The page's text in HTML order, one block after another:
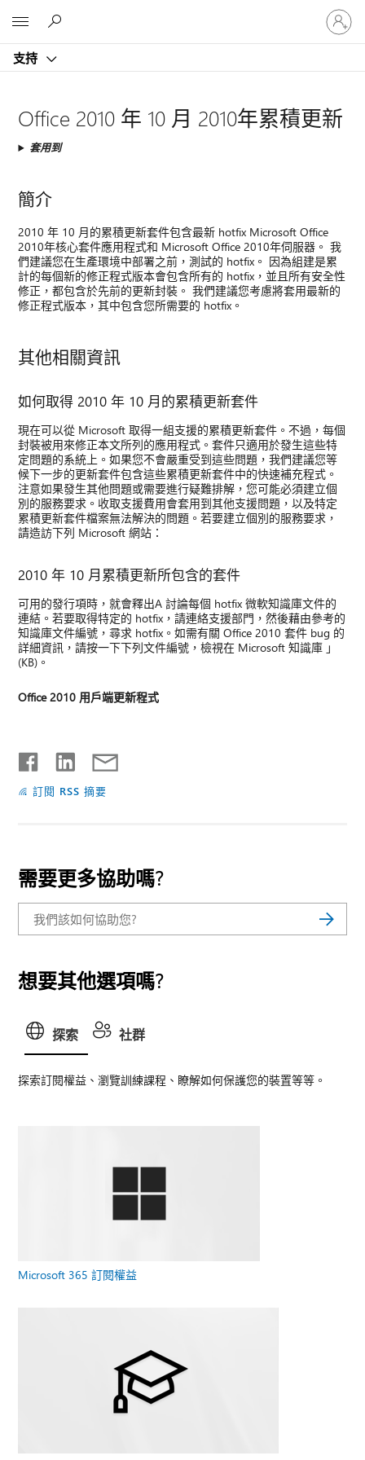
支持
登
入
您
Office 2010 年 10 月 2010年累積更新
套用到
簡介
2010 年 10 月的累積更新套件包含最新 hotfix Microsoft Office
2010年核心套件應用程式和 Microsoft Office 2010年伺服器。 我
們建議您在生產環境中部署之前，測試的 hotfix。 因為組建是累
計的每個新的修正程式版本會包含所有的 hotfix，並且所有安全性
修正，都包含於先前的更新封裝。 我們建議您考慮將套用最新的
修正程式版本，其中包含您所需要的 hotfix。
其他相關資訊
如何取得 2010 年 10 月的累積更新套件
現在可以從 Microsoft 取得一組支援的累積更新套件。不過，每個
封裝被用來修正本文所列的應用程式。套件只適用於發生這些特
定問題的系統上。如果您不會嚴重受到這些問題，我們建議您等
候下一步的更新套件包含這些累積更新套件中的快速補充程式。
注意如果發生其他問題或需要進行疑難排解，您可能必須建立個
別的服務要求。收取支援費用會套用到其他支援問題，以及特定
累積更新套件檔案無法解決的問題。若要建立個別的服務要求，
請造訪下列 Microsoft 網站：
2010 年 10 月累積更新所包含的套件
可用的發行項時，就會釋出A 討論每個 hotfix 微軟知識庫文件的
連結。若要取得特定的 hotfix，請連絡支援部門，然後藉由參考的
知識庫文件編號，尋求 hotfix。如需有關 Office 2010 套件 bug 的
詳細資訊，請按一下下列文件編號，檢視在 Microsoft 知識庫 」
(KB)。
Office 2010 用戶端更新程式
訂閱 RSS 摘要
需要更多協助嗎?
想要其他選項嗎?
探索 社群
探索訂閱權益、瀏覽訓練課程、瞭解如何保護您的裝置等等。
Microsoft 365 訂閱權益